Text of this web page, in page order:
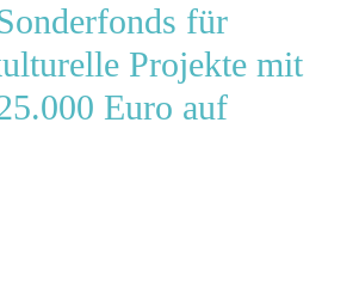
für
Projekte mit
Euro auf